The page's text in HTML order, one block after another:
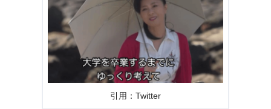
引用：Twitter